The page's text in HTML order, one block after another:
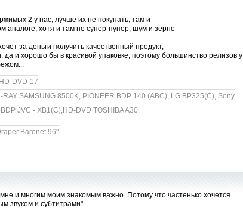
2 у нас, лучше их не покупать, там и
аналоге, хотя и там не супер-пупер, шум и зерно
за деньги получить качественный продукт,
да и хорошо бы в красивой упаковке, поэтому большинство релизов у
DVD-17
SAMSUNG 8500K, PIONEER BDP 140 (ABC), LG BP325(C), Sony
JVC - XB1(C),HD-DVD TOSHIBA A30,
Baronet 96"
и многим моим знакомым важно. Потому что частенько хочется
звуком и субтитрами"